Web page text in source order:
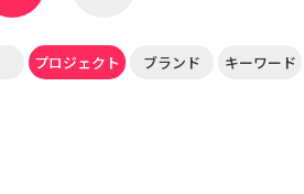
プロジェクト ブランド キーワード